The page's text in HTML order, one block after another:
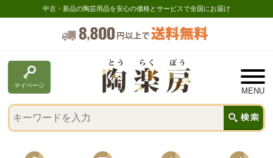
中古・新品の陶芸用品を安心の価格とサービスで全国にお届け
マイページ